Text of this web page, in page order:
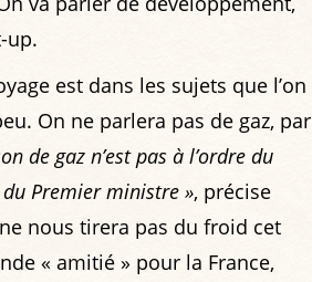
up.
est dans les sujets que l’on
On ne parlera pas de gaz, par
de gaz n’est pas à l’ordre du
Premier ministre », précise
nous tirera pas du froid cet
« amitié » pour la France,